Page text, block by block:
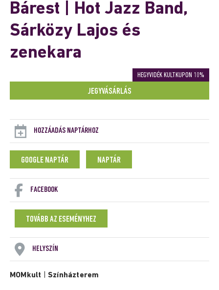
Bárest | Hot Jazz Band,
Sárközy Lajos és
zenekara
HEGYVIDÉK KULTKUPON 10%
JEGYVÁSÁRLÁS
HOZZÁADÁS NAPTÁRHOZ
GOOGLE NAPTÁR NAPTÁR
FACEBOOK
TOVÁBB AZ ESEMÉNYHEZ
HELYSZÍN
MOMkult |Színházterem